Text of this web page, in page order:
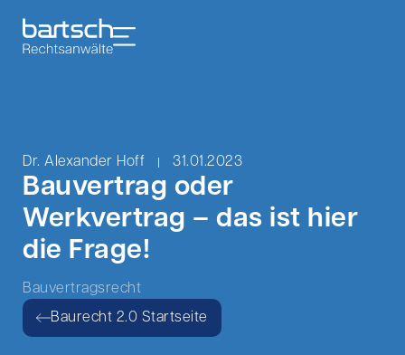
Dr. Alexander Hoff 31.01.2023
Bauvertrag oder
Werkvertrag – das ist hier
die Frage!
Bauvertragsrecht
Baurecht 2.0 Startseite